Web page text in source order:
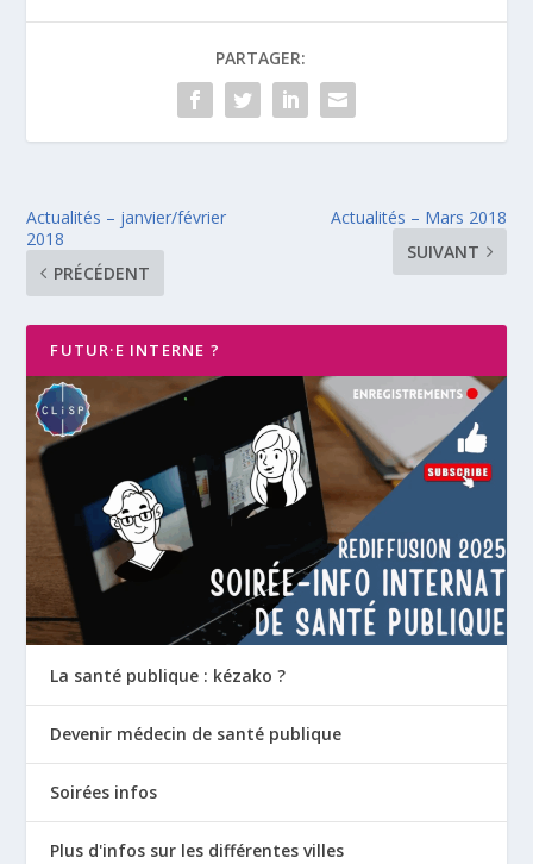
PARTAGER:
Actualités – janvier/février
2018
PRÉCÉDENT
Actualités – Mars 2018
SUIVANT
FUTUR·E INTERNE ?
La santé publique : kézako ?
Devenir médecin de santé publique
Soirées infos
Plus d'infos sur les différentes villes